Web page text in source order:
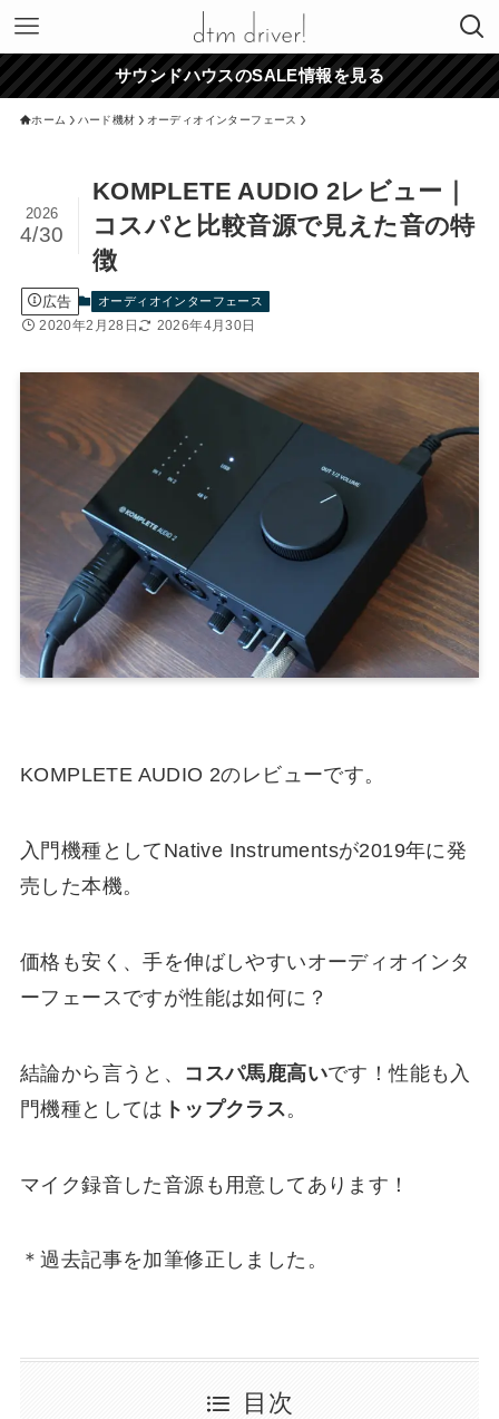
サウンドハウスのSALE情報を見る
ホーム ハード機材 オーディオインターフェース
KOMPLETE AUDIO 2レビュー｜
コスパと比較音源で見えた音の特
徴
2026
4/30
広告 オーディオインターフェース
2020年2月28日 2026年4月30日
KOMPLETE AUDIO 2のレビューです。
入門機種としてNative Instrumentsが2019年に発
売した本機。
価格も安く、手を伸ばしやすいオーディオインタ
ーフェースですが性能は如何に？
結論から言うと、 コスパ馬鹿高いです！性能も入
門機種としては トップクラス。
マイク録音した音源も用意してあります！
＊過去記事を加筆修正しました。
目次